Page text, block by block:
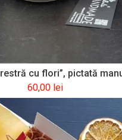
cu flori”, pictată
60,00 lei